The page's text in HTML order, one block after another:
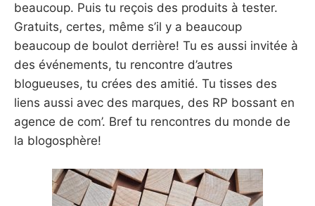
beaucoup. Puis tu reçois des produits à tester.
Gratuits, certes, même s’il y a beaucoup
beaucoup de boulot derrière! Tu es aussi invitée à
des événements, tu rencontre d’autres
blogueuses, tu crées des amitié. Tu tisses des
liens aussi avec des marques, des RP bossant en
agence de com’. Bref tu rencontres du monde de
la blogosphère!